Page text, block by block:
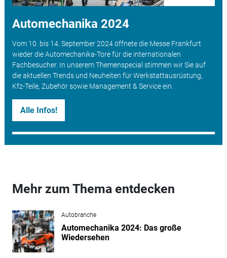
Automechanika 2024
Vom 10. bis 14. September 2024 öffnete die Messe Frankfurt
wieder die Automechanika-Tore für die internationalen
Fachbesucher. In unserem Themenspecial stimmen wir Sie auf
die aktuellen Trends und Neuheiten für Werkstattausrüstung,
Kfz-Teile, Zubehör sowie Management & Service ein.
Alle Infos!
Mehr zum Thema entdecken
Autobranche
Automechanika 2024: Das große
Wiedersehen